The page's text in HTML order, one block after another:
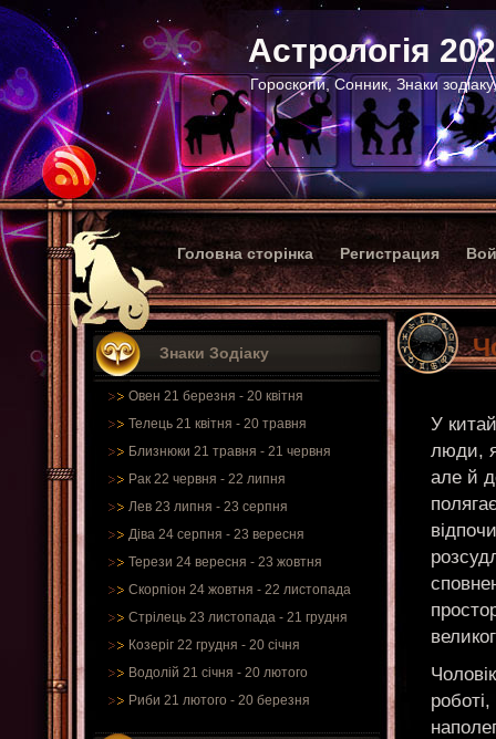
Астрологія
Гороскопи, Сонник, Знаки
Головна сторінка Регистрация
Знаки Зодіаку
Овен 21 березня - 20 квітня
Телець 21 квітня - 20 травня
Близнюки 21 травня - 21 червня
Рак 22 червня - 22 липня
Лев 23 липня - 23 серпня
Діва 24 серпня - 23 вересня
Терези 24 вересня - 23 жовтня
Скорпіон 24 жовтня - 22 листопада
Стрілець 23 листопада - 21 грудня
Козеріг 22 грудня - 20 січня
Водолій 21 січня - 20 лютого
Риби 21 лютого - 20 березня
У
люди,
але й